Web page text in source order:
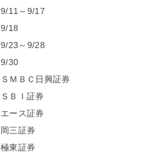
9/11～9/17
9/18
9/23～9/28
9/30
ＳＭＢＣ日興証券
ＳＢＩ証券
エース証券
岡三証券
極東証券